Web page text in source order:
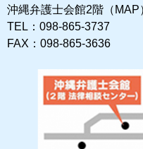
沖縄弁護士会館2階（MAP
TEL：098-865-3737
FAX：098-865-3636